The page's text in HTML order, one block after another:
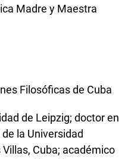
Madre y Maestra
Filosóficas de Cuba
de Leipzig; doctor en
la Universidad
Cuba; académico